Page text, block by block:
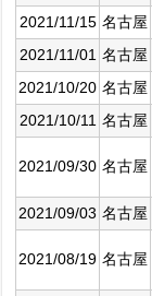
2021/11/15 名古屋
2021/11/01 名古屋
2021/10/20 名古屋
2021/10/11 名古屋
2021/09/30 名古屋
2021/09/03 名古屋
2021/08/19 名古屋